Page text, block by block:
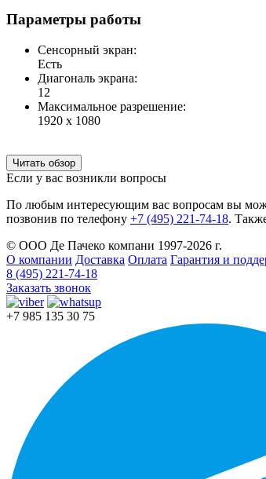
Параметры работы
Сенсорный экран:
Есть
Диагональ экрана:
12
Максимальное разрешение:
1920 x 1080
Читать обзор
Если у вас возникли вопросы
По любым интересующим вас вопросам вы
позвонив по телефону +7 (495) 221-74-18.
© ООО Де Пачеко компани 1997-2026 г.
О компании Доставка Оплата Гарантия и
8 (495) 221-74-18
Заказать звонок
+7 985 135 30 75